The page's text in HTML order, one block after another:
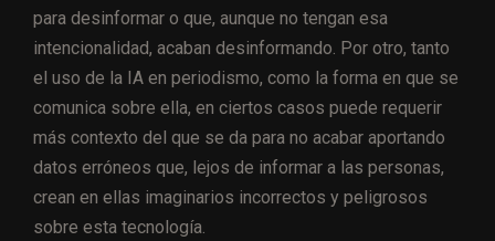
para desinformar o que, aunque no tengan esa
intencionalidad, acaban desinformando. Por otro, tanto
el uso de la IA en periodismo, como la forma en que se
comunica sobre ella, en ciertos casos puede requerir
más contexto del que se da para no acabar aportando
datos erróneos que, lejos de informar a las personas,
crean en ellas imaginarios incorrectos y peligrosos
sobre esta tecnología.